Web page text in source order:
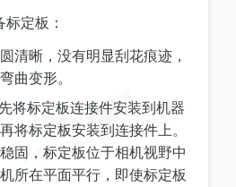
定板：
清晰，没有明显刮花痕迹，
曲变形。
将标定板连接件安装到机器
将标定板安装到连接件上。
固，标定板位于相机视野中
所在平面平行，即使标定板